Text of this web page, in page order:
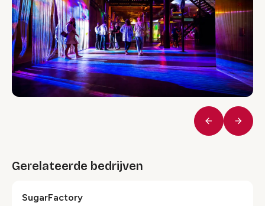
Vorige
Gerelateerde bedrijven
SugarFactory